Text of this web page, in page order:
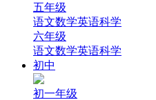
五年级
语文数学英语科学
六年级
语文数学英语科学
初中
初一年级